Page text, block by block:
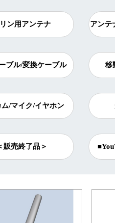
ン用アンテナ アンテ
ブル/変換ケーブル 移
ム/マイク/イヤホン
販売終了品＞